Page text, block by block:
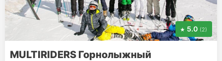
5.0 (2)
MULTIRIDERS Горнолыжный